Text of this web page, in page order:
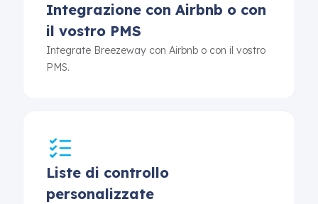
Integrazione con Airbnb o con
il vostro PMS
Integrate Breezeway con Airbnb o con il vostro
PMS.
Liste di controllo
personalizzate